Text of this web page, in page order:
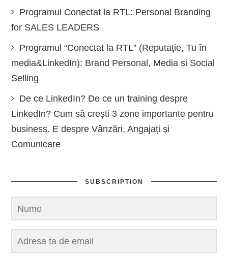
Programul Conectat la RTL: Personal Branding
for SALES LEADERS
Programul “Conectat la RTL” (Reputație, Tu în
media&LinkedIn): Brand Personal, Media și Social
Selling
De ce LinkedIn? De ce un training despre
LinkedIn? Cum să crești 3 zone importante pentru
business. E despre Vânzări, Angajați și
Comunicare
SUBSCRIPTION